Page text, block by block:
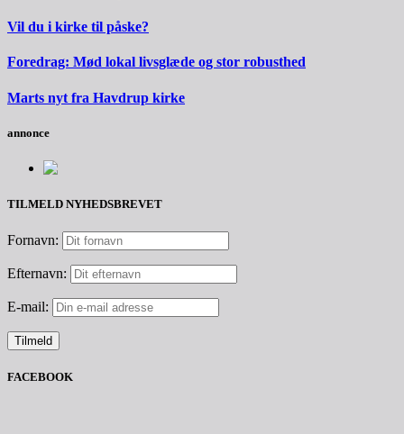
Vil du i kirke til påske?
Foredrag: Mød lokal livsglæde og stor robusthed
Marts nyt fra Havdrup kirke
annonce
TILMELD NYHEDSBREVET
Fornavn:
Efternavn:
E-mail:
FACEBOOK